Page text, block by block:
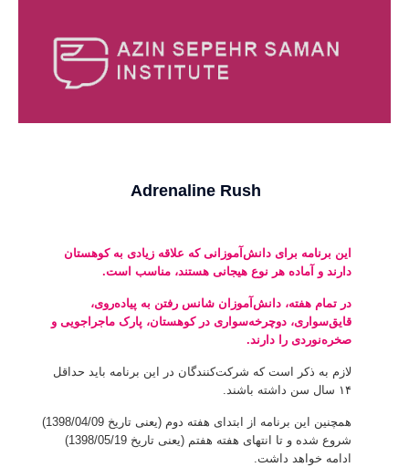
Adrenaline Rush
این برنامه برای دانش‌آموزانی که علاقه زیادی به کوهستان
دارند و آماده هر نوع هیجانی هستند، مناسب است.
در تمام هفته، دانش‌آموزان شانس رفتن به پیاده‌روی،
قایق‌سواری، دوچرخه‌سواری در کوهستان، پارک ماجراجویی و
صخره‌نوردی را دارند.
لازم به ذکر است که شرکت‌کنندگان در این برنامه باید حداقل
۱۴ سال سن داشته باشند.
همچنین این برنامه از ابتدای هفته دوم (یعنی تاریخ 1398/04/09)
شروع شده و تا انتهای هفته هفتم (یعنی تاریخ 1398/05/19)
ادامه خواهد داشت.